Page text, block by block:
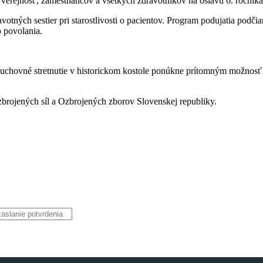
sestier pri starostlivosti o pacientov. Program podujatia
povolania.
stretnutie v historickom kostole ponúkne prítomným
síl a Ozbrojených zborov Slovenskej republiky.